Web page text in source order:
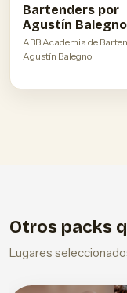
Bartenders por
Agustín Balegno
ABB Academia de
Agustín Balegno
Otros packs
Lugares